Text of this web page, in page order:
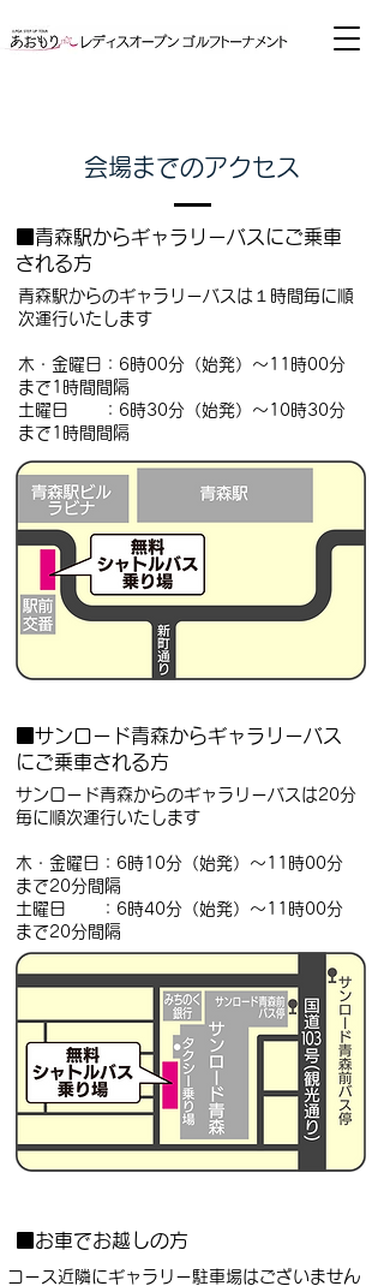
会場までのアクセス
■青森駅からギャラリーバスにご乗車
される方
青森駅からのギャラリーバスは１時間毎に順
次運行いたします
木・金曜日：6時00分（始発）～11時00分
まで1時間間隔
土曜日 ：6時30分（始発）～10時30分
まで1時間間隔
■サンロード青森からギャラリーバス
にご乗車される方
サンロード青森からのギャラリーバスは20分
毎に順次運行いたします
木・金曜日：6時10分（始発）～11時00分
まで20分間隔
土曜日 ：6時40分（始発）～11時00分
まで20分間隔
■お車でお越しの方
コース近隣にギャラリー駐車場はございません